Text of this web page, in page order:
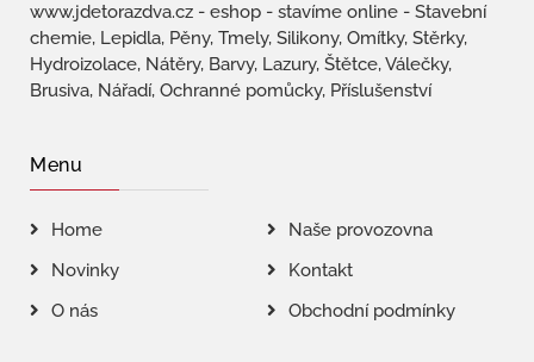
www.jdetorazdva.cz - eshop - stavíme online - Stavební
chemie, Lepidla, Pěny, Tmely, Silikony, Omítky, Stěrky,
Hydroizolace, Nátěry, Barvy, Lazury, Štětce, Válečky,
Brusiva, Nářadí, Ochranné pomůcky, Příslušenství
Menu
Home
Naše provozovna
Novinky
Kontakt
O nás
Obchodní podmínky